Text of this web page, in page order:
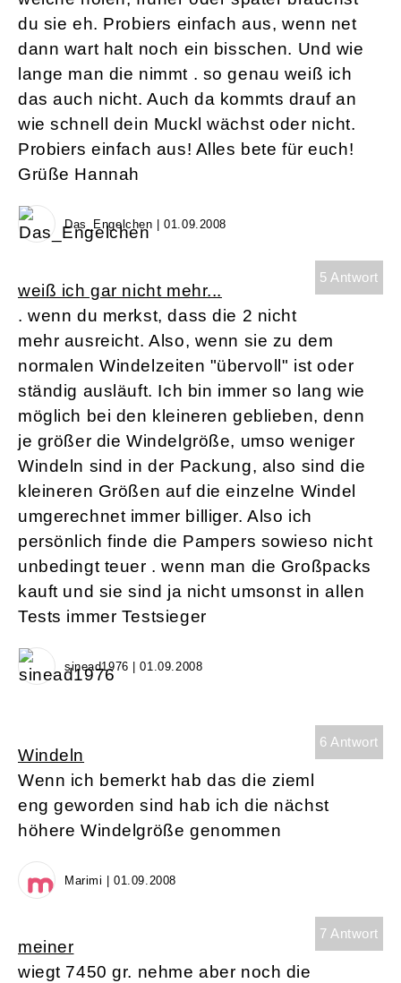
du sie eh. Probiers einfach aus, wenn net
dann wart halt noch ein bisschen. Und wie
lange man die nimmt . so genau weiß ich
das auch nicht. Auch da kommts drauf an
wie schnell dein Muckl wächst oder nicht.
Probiers einfach aus! Alles bete für euch!
Grüße Hannah
Das_Engelchen | 01.09.2008
5 Antwort
weiß ich gar nicht mehr...
. wenn du merkst, dass die 2 nicht
mehr ausreicht. Also, wenn sie zu dem
normalen Windelzeiten "übervoll" ist oder
ständig ausläuft. Ich bin immer so lang wie
möglich bei den kleineren geblieben, denn
je größer die Windelgröße, umso weniger
Windeln sind in der Packung, also sind die
kleineren Größen auf die einzelne Windel
umgerechnet immer billiger. Also ich
persönlich finde die Pampers sowieso nicht
unbedingt teuer . wenn man die Großpacks
kauft und sie sind ja nicht umsonst in allen
Tests immer Testsieger
sinead1976 | 01.09.2008
6 Antwort
Windeln
Wenn ich bemerkt hab das die zieml
eng geworden sind hab ich die nächst
höhere Windelgröße genommen
Marimi | 01.09.2008
7 Antwort
meiner
wiegt 7450 gr. nehme aber noch die